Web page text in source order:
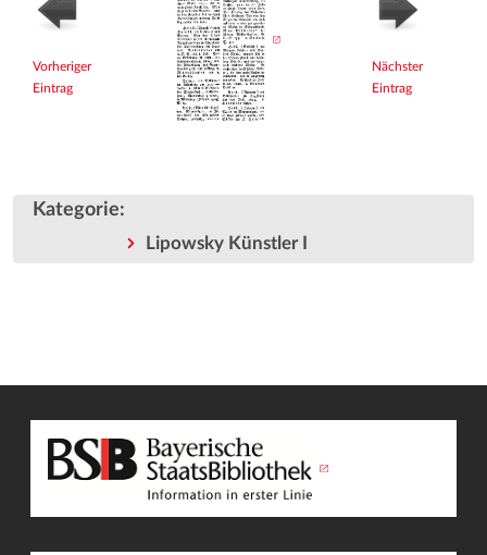
Vorheriger
Eintrag
Nächster
Eintrag
Kategorie:
Lipowsky Künstler I